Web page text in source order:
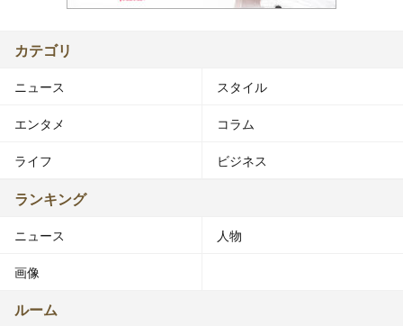
カテゴリ
ニュース スタイル
エンタメ コラム
ライフ ビジネス
ランキング
ニュース 人物
画像
ルーム